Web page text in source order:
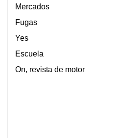
Mercados
Fugas
Yes
Escuela
On, revista de motor